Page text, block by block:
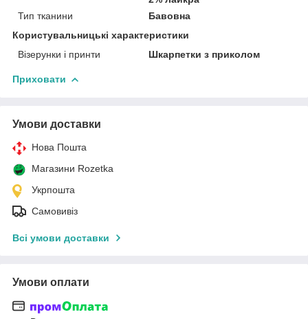
Тип тканини
Бавовна
Користувальницькі характеристики
Візерунки і принти
Шкарпетки з приколом
Приховати
Умови доставки
Нова Пошта
Магазини Rozetka
Укрпошта
Самовивіз
Всі умови доставки
Умови оплати